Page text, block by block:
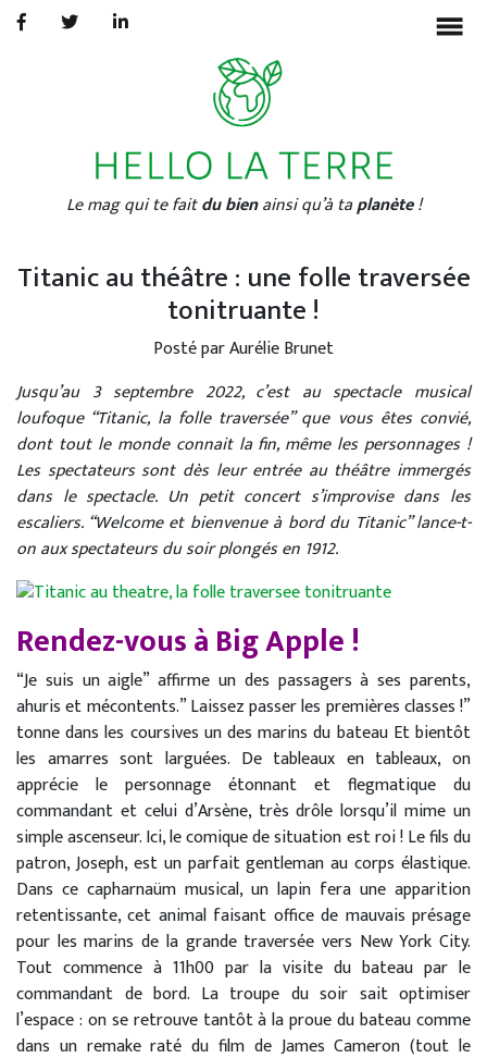
INTERVIEWS
À PROPOS ▼
PORTFOLIO
Le mag qui te faitdu bienainsi qu’à taplanète!
Titanic au théâtre : une folle traversée
tonitruante !
Posté par Aurélie Brunet
Jusqu’au 3 septembre 2022, c’est au spectacle musical
loufoque “Titanic, la folle traversée” que vous êtes convié,
dont tout le monde connait la fin, même les personnages !
Les spectateurs sont dès leur entrée au théâtre immergés
dans le spectacle. Un petit concert s’improvise dans les
escaliers. “Welcome et bienvenue à bord du Titanic” lance-t-
on aux spectateurs du soir plongés en 1912.
Rendez-vous à Big Apple !
“Je suis un aigle” affirme un des passagers à ses parents,
ahuris et mécontents.” Laissez passer les premières classes !”
tonne dans les coursives un des marins du bateau Et bientôt
les amarres sont larguées. De tableaux en tableaux, on
apprécie le personnage étonnant et flegmatique du
commandant et celui d’Arsène, très drôle lorsqu’il mime un
simple ascenseur. Ici, le comique de situation est roi ! Le fils du
patron, Joseph, est un parfait gentleman au corps élastique.
Dans ce capharnaüm musical, un lapin fera une apparition
retentissante, cet animal faisant office de mauvais présage
pour les marins de la grande traversée vers New York City.
Tout commence à 11h00 par la visite du bateau par le
commandant de bord. La troupe du soir sait optimiser
l’espace : on se retrouve tantôt à la proue du bateau comme
dans un remake raté du film de James Cameron (tout le